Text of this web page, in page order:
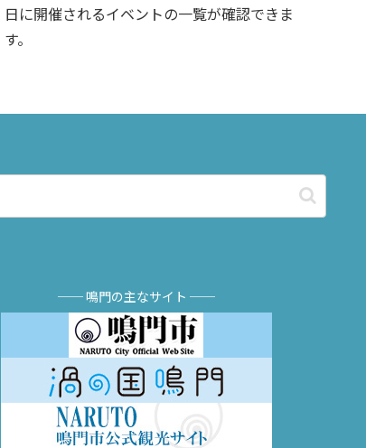
日に開催されるイベントの一覧が確認できま
す。
── 鳴門の主なサイト ──